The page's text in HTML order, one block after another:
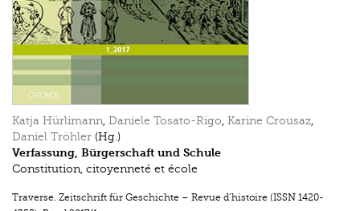
Katja Hürlimann, Daniele Tosato-Rigo, Karine Crousaz,
Daniel Tröhler (Hg.)
Verfassung, Bürgerschaft und Schule
Constitution, citoyenneté et école
Traverse. Zeitschrift für Geschichte – Revue d’histoire (ISSN 1420-